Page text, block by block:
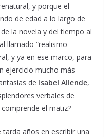
y porque el
de edad a lo largo de
la novela y del tiempo al
llamado “realismo
y ya en ese marco, para
ejercicio mucho más
de Isabel Allende,
verbales de
comprende el matiz?
tarda años en escribir una